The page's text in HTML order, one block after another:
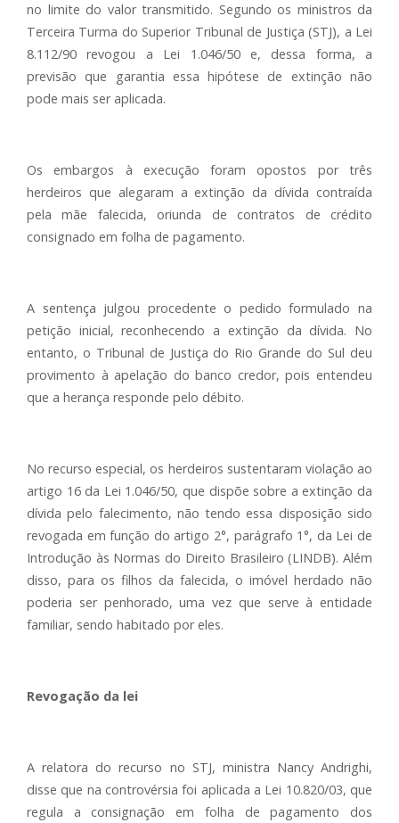
no limite do valor transmitido. Segundo os ministros da
Terceira Turma do Superior Tribunal de Justiça (STJ), a Lei
8.112/90 revogou a Lei 1.046/50 e, dessa forma, a
previsão que garantia essa hipótese de extinção não
pode mais ser aplicada.
Os embargos à execução foram opostos por três
herdeiros que alegaram a extinção da dívida contraída
pela mãe falecida, oriunda de contratos de crédito
consignado em folha de pagamento.
A sentença julgou procedente o pedido formulado na
petição inicial, reconhecendo a extinção da dívida. No
entanto, o Tribunal de Justiça do Rio Grande do Sul deu
provimento à apelação do banco credor, pois entendeu
que a herança responde pelo débito.
No recurso especial, os herdeiros sustentaram violação ao
artigo 16 da Lei 1.046/50, que dispõe sobre a extinção da
dívida pelo falecimento, não tendo essa disposição sido
revogada em função do artigo 2°, parágrafo 1°, da Lei de
Introdução às Normas do Direito Brasileiro (LINDB). Além
disso, para os filhos da falecida, o imóvel herdado não
poderia ser penhorado, uma vez que serve à entidade
familiar, sendo habitado por eles.
Revogação da lei
A relatora do recurso no STJ, ministra Nancy Andrighi,
disse que na controvérsia foi aplicada a Lei 10.820/03, que
regula a consignação em folha de pagamento dos